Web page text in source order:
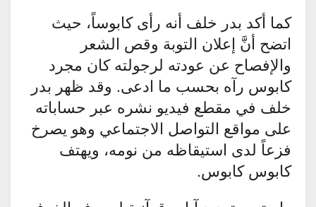
كما أكد بدر خلف أنه رأى كابوساً، حيث
اتضح أنَّ إعلان التوبة وقص الشعر
والإفصاح عن عودته لرجولته كان مجرد
كابوس رآه بحسب ما ادعى. وقد ظهر بدر
خلف في مقطع فيديو نشره عبر حساباته
على مواقع التواصل الاجتماعي وهو يصرخ
فزعاً لدى استيقاظه من نومه، ويهتف
كابوس كابوس.